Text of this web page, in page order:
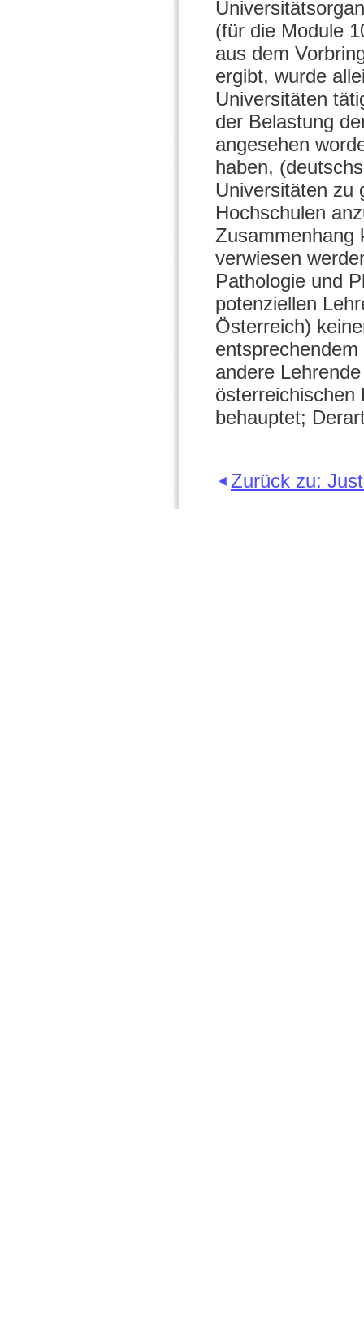
(für die Module
aus dem
ergibt, wurde
Universitäten
der Belastung
angesehen
haben,
Universitäten zu
Hochschulen
Zusammenhang
verwiesen
Pathologie und
potenziellen
Österreich)
andere
österreichischen
behauptet;
Zurück zu: